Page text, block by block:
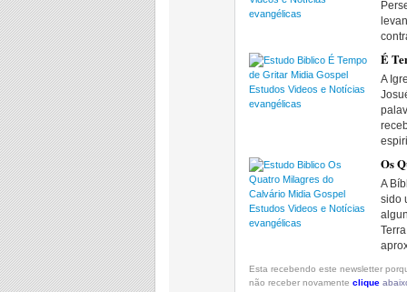
É
A
Os
A
sido
Esta recebendo este newsletter
não receber novamenteclique